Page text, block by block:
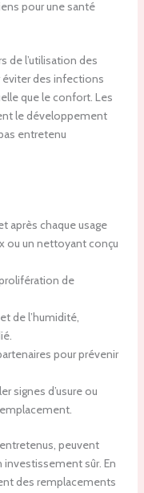
pour une santé
de l’utilisation des
éviter des infections
que le confort. Les
le développement
entretenu
après chaque usage
ou un nettoyant conçu
de
de l’humidité,
pour prévenir
signes d’usure ou
peuvent
investissement sûr. En
des remplacements